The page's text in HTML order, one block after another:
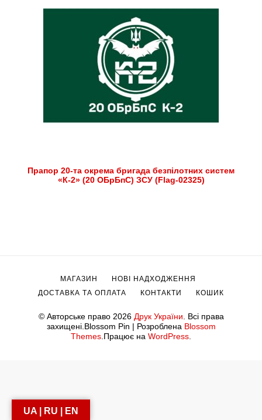
Прапор 20-та окрема бригада безпілотних систем
«К-2» (20 ОБрБпС) ЗСУ (Flag-02325)
© Авторське право 2026 Друк України. Всі права
захищені.Blossom Pin | Розроблена Blossom
Themes.Працює на WordPress.
МАГАЗИН
НОВІ НАДХОДЖЕННЯ
ДОСТАВКА ТА ОПЛАТА
КОНТАКТИ КОШИК
UA | RU | EN